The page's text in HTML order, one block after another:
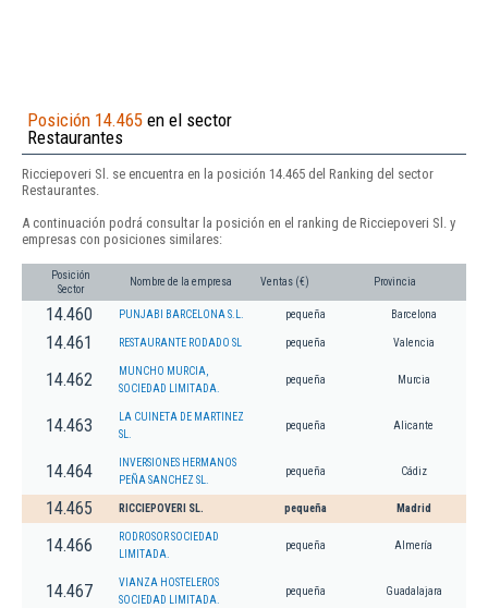
Posición 14.465 en el sector
Restaurantes
Ricciepoveri Sl. se encuentra en la posición 14.465 del Ranking del sector
Restaurantes.
A continuación podrá consultar la posición en el ranking de Ricciepoveri Sl. y
empresas con posiciones similares:
Posición
Sector
Nombre de la empresa Ventas (€) Provincia
14.460 PUNJABI BARCELONA S.L. pequeña Barcelona
14.461 RESTAURANTE RODADO SL pequeña Valencia
14.462
MUNCHO MURCIA,
SOCIEDAD LIMITADA.
pequeña Murcia
14.463
LA CUINETA DE MARTINEZ
SL.
pequeña Alicante
14.464
INVERSIONES HERMANOS
PEÑA SANCHEZ SL.
pequeña Cádiz
14.465 RICCIEPOVERI SL. pequeña Madrid
14.466
RODROSOR SOCIEDAD
LIMITADA.
pequeña Almería
14.467
VIANZA HOSTELEROS
SOCIEDAD LIMITADA.
pequeña Guadalajara